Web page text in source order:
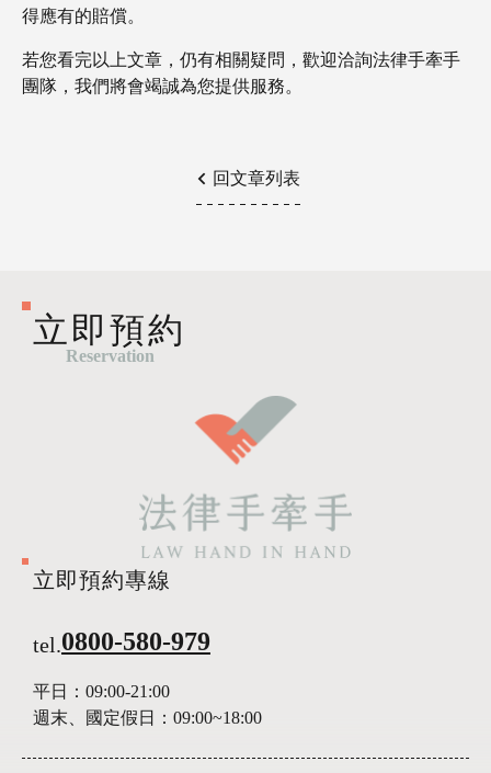
得應有的賠償。
若您看完以上文章，仍有相關疑問，歡迎洽詢法律手牽手
團隊，我們將會竭誠為您提供服務。
回文章列表
立即預約
Reservation
立即預約專線
tel.0800-580-979
平日： 09:00-21:00
週末、國定假日： 09:00~18:00